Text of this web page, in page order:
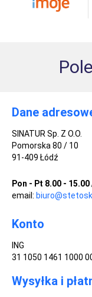
Dane
SINATUR Sp. Z O.O.
Pomorska 80 / 10
91-409 Łódź
Pon - Pt 8.00 -
email:
Konto
ING
31 1050 1461 1000
Wysyłka i